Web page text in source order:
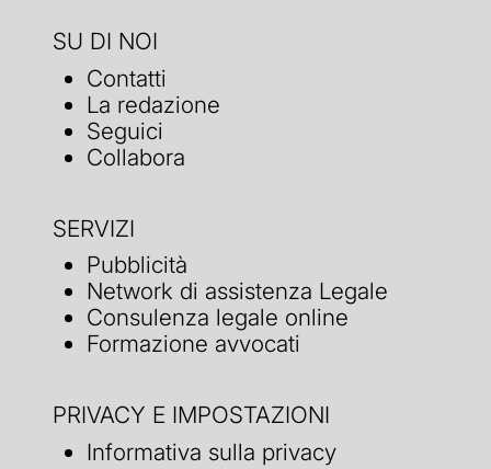
SU DI NOI
Contatti
La redazione
Seguici
Collabora
SERVIZI
Pubblicità
Network di assistenza Legale
Consulenza legale online
Formazione avvocati
PRIVACY E IMPOSTAZIONI
Informativa sulla privacy